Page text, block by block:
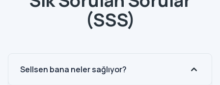
(SSS)
Sellsen bana neler sağlıyor?